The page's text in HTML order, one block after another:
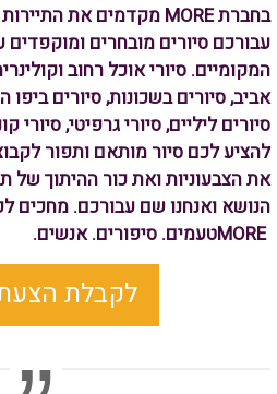
בחברתMORE מקדמים את התיירות
עבורכם סיורים מובחרים
המקומיים. סיורי אוכל רחוב
אביב, סיורים בשכונות, סיורים
סיורים ליליים, סיורי גרפיטי,
להציע לכם סיור מותאם ותפור
את הצבעוניות ואת כור ההיתוך של
הנושא ואנחנו שם עבורכם. מחכים
MOREטעמים. סיפורים.אנשים.
לקבלת